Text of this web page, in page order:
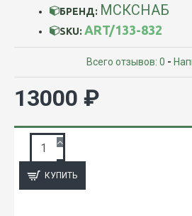
БРЕНД: МСКСНАБ
SKU: ART/133-832
Всего отзывов: 0 -
13000 ₽
КУПИТЬ